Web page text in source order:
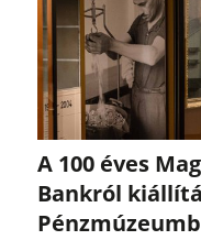
A 100 éves
Bankról